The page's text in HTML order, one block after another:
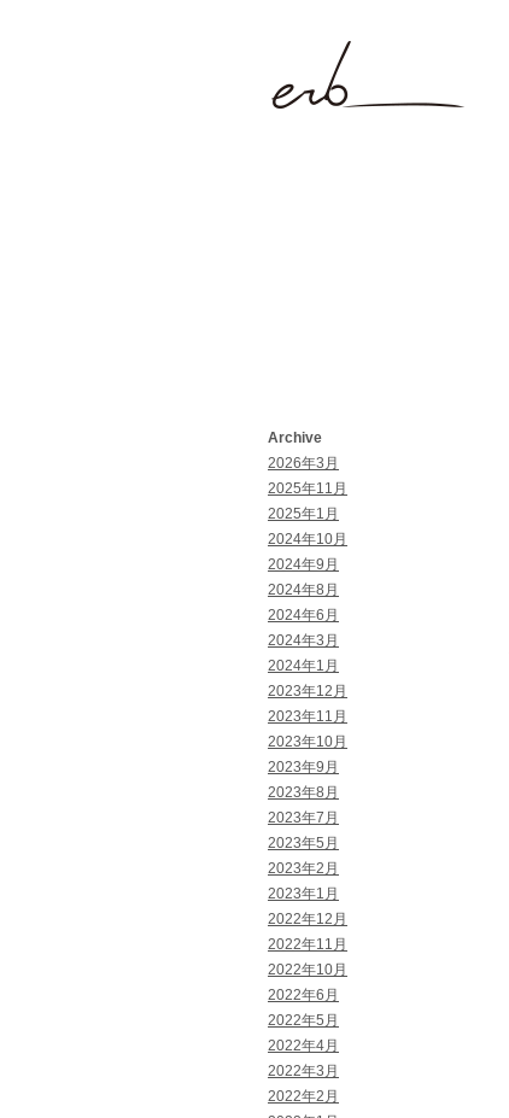
Archive
2026年3月
2025年11月
2025年1月
2024年10月
2024年9月
2024年8月
2024年6月
2024年3月
2024年1月
2023年12月
2023年11月
2023年10月
2023年9月
2023年8月
2023年7月
2023年5月
2023年2月
2023年1月
2022年12月
2022年11月
2022年10月
2022年6月
2022年5月
2022年4月
2022年3月
2022年2月